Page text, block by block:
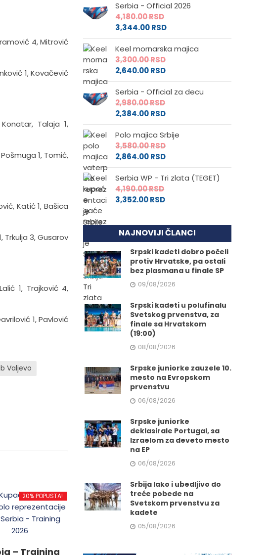
4, Mitrović
1, Kovačević
Talaja 1,
1, Tomić,
Ka­tić 1, Ba­ši­ca
Tr­ku­lja 3, Gu­sa­rov
1, Trajković 4,
1, Pavlović
Valjevo
20% POPUSTA!
– Training
Serbia - Official 2026
4,180.00RSD
3,344.00RSD
Keel mornarska majica
3,300.00RSD
2,640.00RSD
Serbia - Official za decu
2,980.00RSD
2,384.00RSD
Polo majica Srbije
3,580.00RSD
2,864.00RSD
Serbia WP - Tri zlata (TEGET)
4,190.00RSD
3,352.00RSD
NAJNOVIJI ČLANCI
Srpski kadeti dobro počeli
protiv Hrvatske, pa ostali
bez plasmana u finale SP
09/08/2026
Srpski kadeti u polufinalu
Svetskog prvenstva, za
finale sa Hrvatskom
(19:00)
08/08/2026
Srpske juniorke zauzele 10.
mesto na Evropskom
prvenstvu
06/08/2026
Srpske juniorke
deklasirale Portugal, sa
Izraelom za deveto mesto
na EP
06/08/2026
Srbija lako i ubedljivo do
treće pobede na
Svetskom prvenstvu za
kadete
05/08/2026